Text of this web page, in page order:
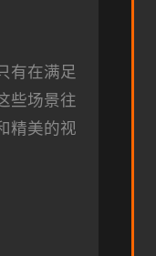
有在满足
些场景往
精美的视